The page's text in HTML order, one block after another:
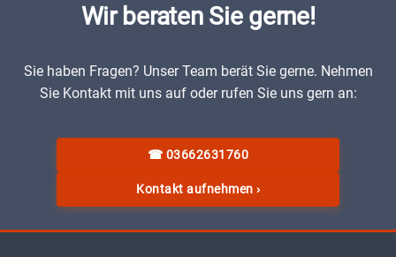
Wir beraten Sie gerne!
Sie haben Fragen? Unser Team berät Sie gerne. Nehmen
Sie Kontakt mit uns auf oder rufen Sie uns gern an:
☎ 03662631760
Kontakt aufnehmen ›